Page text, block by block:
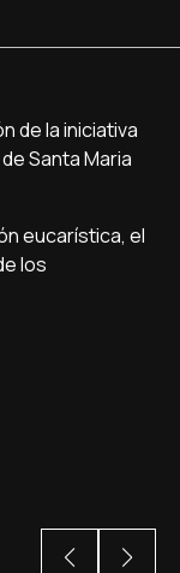
de la iniciativa
Santa Maria
eucarística, el
los